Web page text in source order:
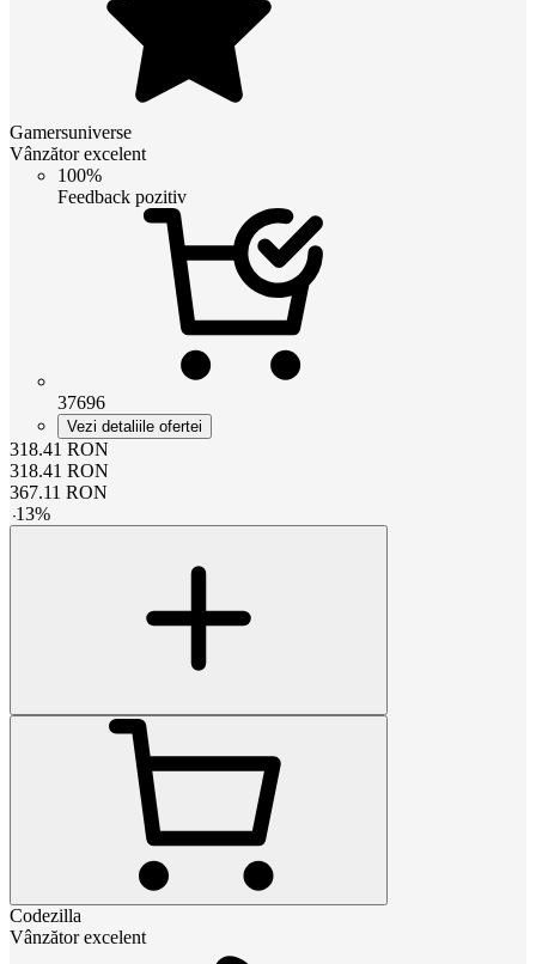
Gamersuniverse
Vânzător excelent
100%
Feedback pozitiv
37696
Vezi detaliile ofertei
318.41 RON
318.41 RON
367.11 RON
-13%
Codezilla
Vânzător excelent